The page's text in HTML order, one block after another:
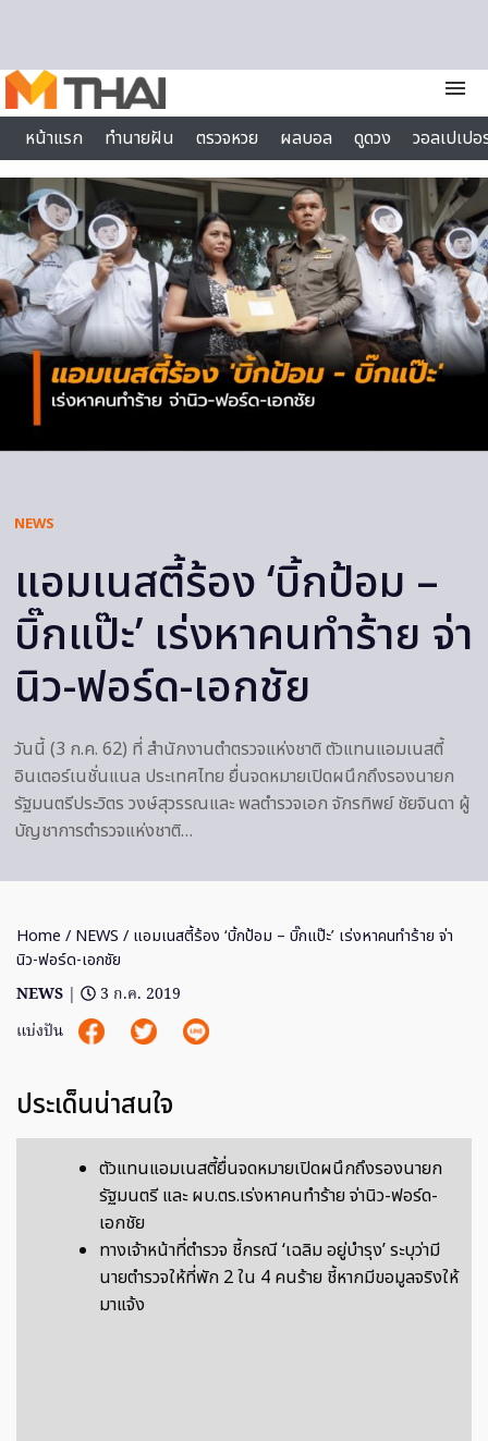
menu
หน้าแรก
ทำนายฝัน ตรวจหวย ผลบอล ดูดวง
วอลเปเป
ไลฟ์สไตล์
NEWS
แอมเนสตี้ร้อง ‘บิ้กป้อม –
บิ๊กแป๊ะ’ เร่งหาคนทำร้าย จ่า
นิว-ฟอร์ด-เอกชัย
วันนี้ (3 ก.ค. 62) ที่ สำนักงานตำตรวจแห่งชาติ ตัวแทนแอมเนสตี้
อินเตอร์เนชั่นแนล ประเทศไทย ยื่นจดหมายเปิดผนึกถึงรองนายก
รัฐมนตรีประวิตร วงษ์สุวรรณและ พลตำรวจเอก จักรทิพย์ ชัยจินดา ผู้
บัญชาการตำรวจแห่งชาติ…
Home / NEWS / แอมเนสตี้ร้อง ‘บิ้กป้อม – บิ๊กแป๊ะ’ เร่งหาคนทำร้าย จ่า
นิว-ฟอร์ด-เอกชัย
NEWS |
3 ก.ค. 2019
แบ่งปัน
ประเด็นน่าสนใจ
ตัวแทนแอมเนสตี้ยื่นจดหมายเปิดผนึกถึงรองนายก
รัฐมนตรี และ ผบ.ตร.เร่งหาคนทำร้าย จ่านิว-ฟอร์ด-
เอกชัย
ทางเจ้าหน้าที่ตำรวจ ชี้กรณี ‘เฉลิม อยู่บำรุง’ ระบุว่ามี
นายตำรวจให้ที่พัก 2 ใน 4 คนร้าย ชี้หากมีขอมูลจริงให้
มาแจ้ง